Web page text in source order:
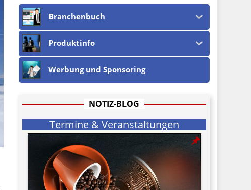
Branchenbuch
Produktinfo
Werbung und Sponsoring
NOTIZ-BLOG
Termine & Veranstaltungen